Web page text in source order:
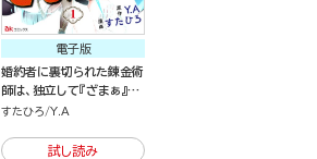
電子版
婚約者に裏切られた錬金術
師は、独立して『ざまぁ』し
ます（分冊版）
すたひろ Y.A
試し読み